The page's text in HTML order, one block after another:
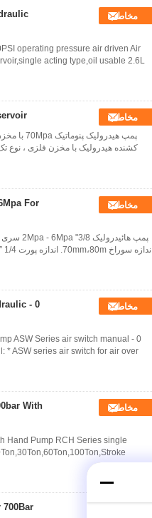
مخاطب
operating pressure air driven Air
acting type,oil usable 2.6L...
مخاطب
For
مخاطب
اندازه سوراخ 70mm،80m. اندازه پورت 1/4 ′′، 3/8 ′′، 1/2 ′′ G، PT، NPT thread، به عنوان مثال AP1001. جزئیات سر...
مخاطب
ASW Series air switch manual
ASW series air switch for air over ...
With
مخاطب
Hand Pump RCH Series single